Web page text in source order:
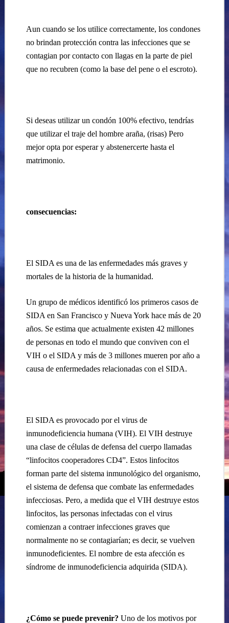
Aun cuando se los utilice correctamente, los condones
no brindan protección contra las infecciones que se
contagian por contacto con llagas en la parte de piel
que no recubren (como la base del pene o el escroto).
Si deseas utilizar un condón 100% efectivo, tendrías
que utilizar el traje del hombre araña, (risas) Pero
mejor opta por esperar y abstenercerte hasta el
matrimonio.
consecuencias:
El SIDA es una de las enfermedades más graves y
mortales de la historia de la humanidad.
Un grupo de médicos identificó los primeros casos de
SIDA en San Francisco y Nueva York hace más de 20
años. Se estima que actualmente existen 42 millones
de personas en todo el mundo que conviven con el
VIH o el SIDA y más de 3 millones mueren por año a
causa de enfermedades relacionadas con el SIDA.
El SIDA es provocado por el virus de
inmunodeficiencia humana (VIH). El VIH destruye
una clase de células de defensa del cuerpo llamadas
“linfocitos cooperadores CD4”. Estos linfocitos
forman parte del sistema inmunológico del organismo,
el sistema de defensa que combate las enfermedades
infecciosas. Pero, a medida que el VIH destruye estos
linfocitos, las personas infectadas con el virus
comienzan a contraer infecciones graves que
normalmente no se contagiarían; es decir, se vuelven
inmunodeficientes. El nombre de esta afección es
síndrome de inmunodeficiencia adquirida (SIDA).
¿Cómo se puede prevenir? Uno de los motivos por